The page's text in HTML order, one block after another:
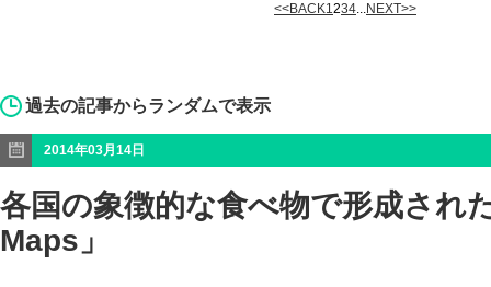
<<BACK1234...NEXT>>
過去の記事からランダムで表示
2014年03月14日
各国の象徴的な食べ物で形成され
Maps」